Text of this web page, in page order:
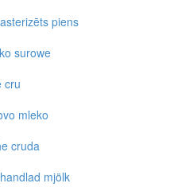
piens
surowe
cru
mleko
cruda
mjölk